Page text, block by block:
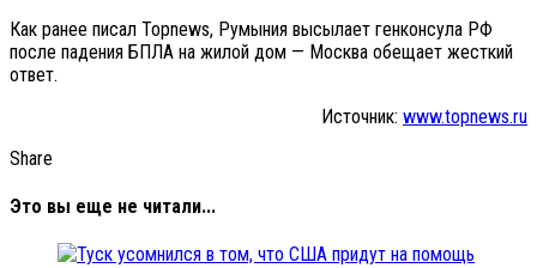
Как ранее писал Topnews, Румыния высылает генконсула РФ
после падения БПЛА на жилой дом — Москва обещает жесткий
ответ.
Источник: www.topnews.ru
Share
Это вы еще не читали...